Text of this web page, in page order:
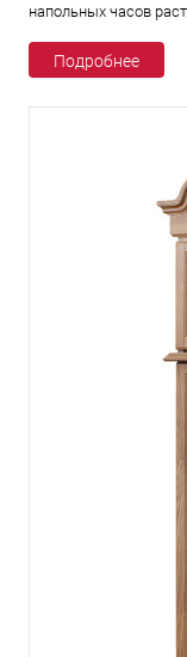
напольных часов
Подробнее